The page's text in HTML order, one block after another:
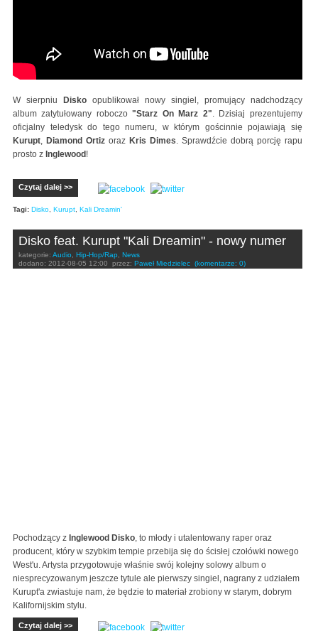
W sierpniu Diskoopublikował nowy singiel, promujący nadchodzący
album zatytułowany roboczo"Starz On Marz 2". Dzisiaj prezentujemy
oficjalny teledysk do tego numeru, w którym gościnnie pojawiają się
Kurupt, Diamond Ortiz oraz Kris Dimes. Sprawdźcie dobrą porcję rapu
prosto z Inglewood !
Czytaj dalej >>
Tagi: Disko, Kurupt, Kali Dreamin'
Disko feat. Kurupt "Kali Dreamin" - nowy numer
kategorie: Audio, Hip-Hop/Rap, News
dodano: 2012-08-05 12:00 przez: Paweł Miedzielec (komentarze: 0)
Pochodzący z Inglewood Disko, to młody i utalentowany raper oraz
producent, który w szybkim tempie przebija się do ścisłej czołówki nowego
West'u. Artysta przygotowuje właśnie swój kolejny solowy album o
niesprecyzowanym jeszcze tytule ale pierwszy singiel, nagrany z udziałem
Kurupt'a zwiastuje nam, że będzie to materiał zrobiony w starym, dobrym
Kalifornijskim stylu.
Czytaj dalej >>